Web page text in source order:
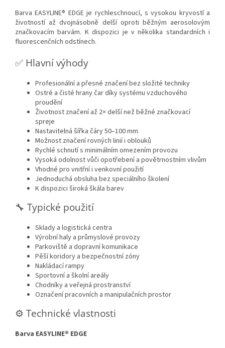
Barva EASYLINE® EDGE je rychleschnoucí, s vysokou kryvostí a
životností až dvojnásobně delší oproti běžným aerosolovým
značkovacím barvám. K dispozici je v několika standardních i
fluorescenčních odstínech.
✅ Hlavní výhody
Profesionální a přesné značení bez složité techniky
Ostré a čisté hrany čar díky systému vzduchového
proudění
Životnost značení až 2× delší než běžné značkovací
spreje
Nastavitelná šířka čáry 50–100 mm
Možnost značení rovných linií i oblouků
Rychlé schnutí s minimálním omezením provozu
Vysoká odolnost vůči opotřebení a povětrnostním vlivům
Vhodné pro vnitřní i venkovní použití
Jednoduchá obsluha bez speciálního školení
K dispozici široká škála barev
🔧 Typické použití
Sklady a logistická centra
Výrobní haly a průmyslové provozy
Parkoviště a dopravní komunikace
Pěší koridory a bezpečnostní zóny
Nakládací rampy
Sportovní a školní areály
Chodníky a veřejná prostranství
Označení pracovních a manipulačních prostor
⚙️ Technické vlastnosti
Barva EASYLINE® EDGE